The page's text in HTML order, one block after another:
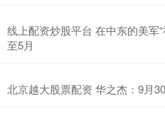
线上配资炒股平台 在中东的美军
至5月
北京越大股票配资 华之杰：9月